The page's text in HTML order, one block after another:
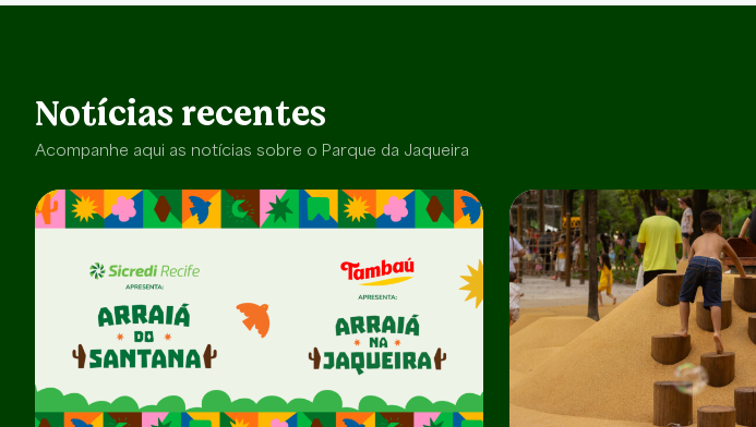
Notícias recentes
Acompanhe aqui as notícias sobre o Parque da Jaqueira